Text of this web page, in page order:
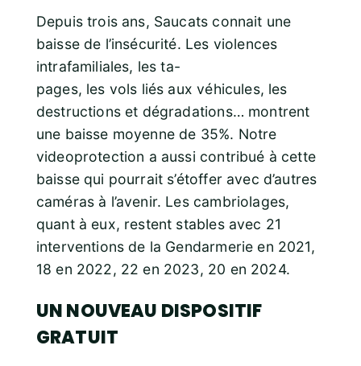
Depuis trois ans, Saucats connait une
baisse de l’insécurité. Les violences
intrafamiliales, les ta-
pages, les vols liés aux véhicules, les
destructions et dégradations… montrent
une baisse moyenne de 35%. Notre
videoprotection a aussi contribué à cette
baisse qui pourrait s’étoffer avec d’autres
caméras à l’avenir. Les cambriolages,
quant à eux, restent stables avec 21
interventions de la Gendarmerie en 2021,
18 en 2022, 22 en 2023, 20 en 2024.
UN NOUVEAU DISPOSITIF
GRATUIT